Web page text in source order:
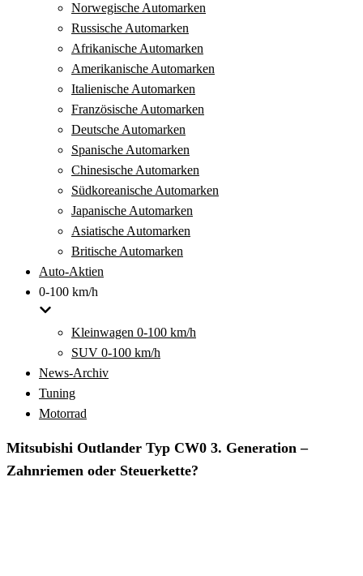
Norwegische Automarken
Russische Automarken
Afrikanische Automarken
Amerikanische Automarken
Italienische Automarken
Französische Automarken
Deutsche Automarken
Spanische Automarken
Chinesische Automarken
Südkoreanische Automarken
Japanische Automarken
Asiatische Automarken
Britische Automarken
Auto-Aktien
0-100 km/h
Kleinwagen 0-100 km/h
SUV 0-100 km/h
News-Archiv
Tuning
Motorrad
Mitsubishi Outlander Typ CW0 3. Generation –
Zahnriemen oder Steuerkette?